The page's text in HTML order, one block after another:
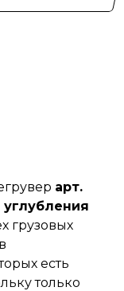
арт.
грузовых
есть
только